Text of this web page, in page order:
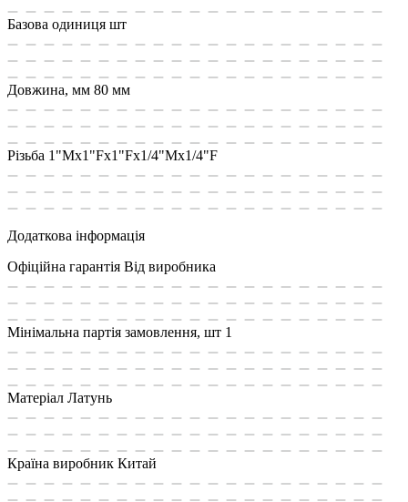
Базова одиниця шт
Довжина, мм 80 мм
Різьба 1"Мx1"Fx1"Fx1/4"Mx1/4"F
Додаткова інформація
Офіційна гарантія Від виробника
Мінімальна партія замовлення, шт 1
Матеріал Латунь
Країна виробник Китай